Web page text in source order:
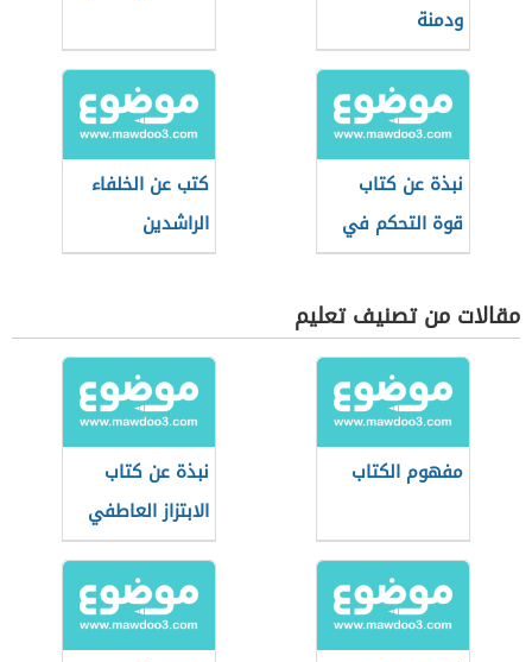
ودمنة
نبذة عن كتاب
قوة التحكم في
الذات لإبراهيم
الفقي
كتب عن الخلفاء
الراشدين
مقالات من تصنيف تعليم
مفهوم الكتاب
نبذة عن كتاب
الابتزاز العاطفي
لسوزان فوروارد